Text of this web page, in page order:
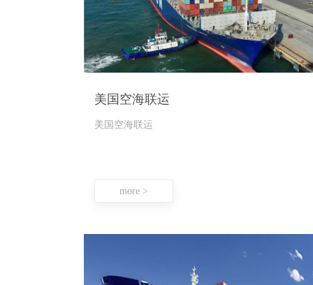
美国空海联运
美国空海联运
more >